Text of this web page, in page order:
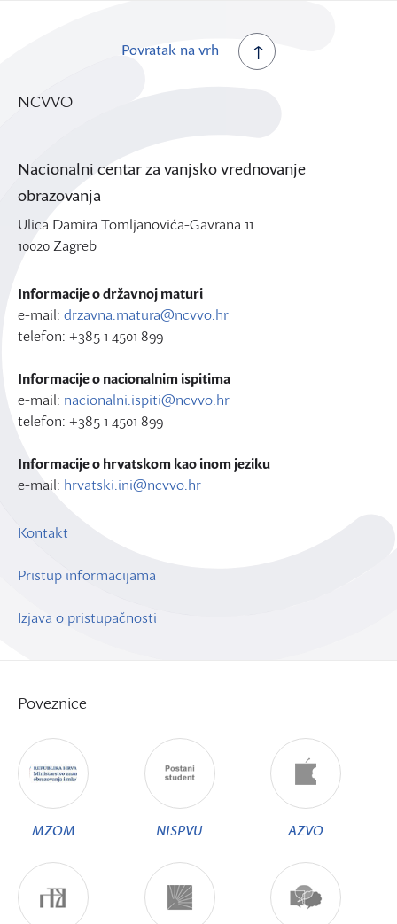
Povratak na vrh
NCVVO
Nacionalni centar za vanjsko vrednovanje
obrazovanja
Ulica Damira Tomljanovića-Gavrana 11
10020 Zagreb
Informacije o državnoj maturi
e-mail: drzavna.matura@ncvvo.hr
telefon: +385 1 4501 899
Informacije o nacionalnim ispitima
e-mail: nacionalni.ispiti@ncvvo.hr
telefon: +385 1 4501 899
Informacije o hrvatskom kao inom jeziku
e-mail: hrvatski.ini@ncvvo.hr
Kontakt
Pristup informacijama
Izjava o pristupačnosti
Poveznice
MZOM NISPVU AZVO